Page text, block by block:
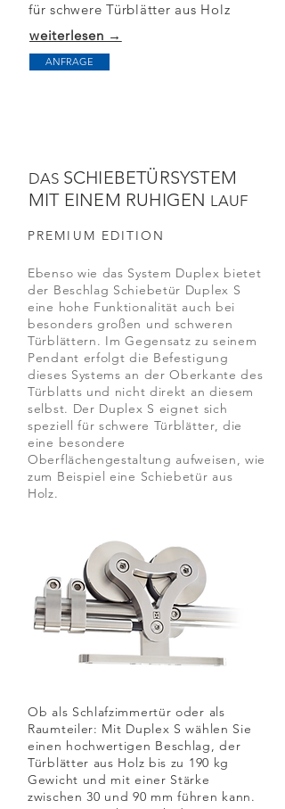
für schwere Türblätter aus Holz
weiterlesen →
ANFRAGE
DAS SCHIEBETÜRSYSTEM
MIT EINEM RUHIGEN LAUF
PREMIUM EDITION
Ebenso wie das System Duplex bietet
der Beschlag Schiebetür Duplex S
eine hohe Funktionalität auch bei
besonders großen und schweren
Türblättern. Im Gegensatz zu seinem
Pendant erfolgt die Befestigung
dieses Systems an der Oberkante des
Türblatts und nicht direkt an diesem
selbst. Der Duplex S eignet sich
speziell für schwere Türblätter, die
eine besondere
Oberflächengestaltung aufweisen, wie
zum Beispiel eine Schiebetür aus
Holz.
Ob als Schlafzimmertür oder als
Raumteiler: Mit Duplex S wählen Sie
einen hochwertigen Beschlag, der
Türblätter aus Holz bis zu 190 kg
Gewicht und mit einer Stärke
zwischen 30 und 90 mm führen kann.